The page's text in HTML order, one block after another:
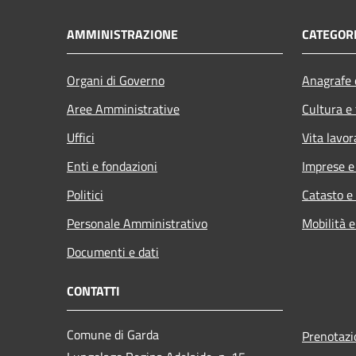
AMMINISTRAZIONE
Organi di Governo
Aree Amministrative
Uffici
Enti e fondazioni
Politici
Personale Amministrativo
Documenti e dati
Cultura
Vita
Imprese
Catasto
Mobilità
CONTATTI
Comune di Garda